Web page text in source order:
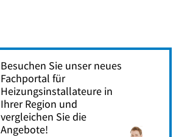
Besuchen Sie unser neues
Fachportal für
Heizungsinstallateure in
Ihrer Region und
vergleichen Sie die
Angebote!